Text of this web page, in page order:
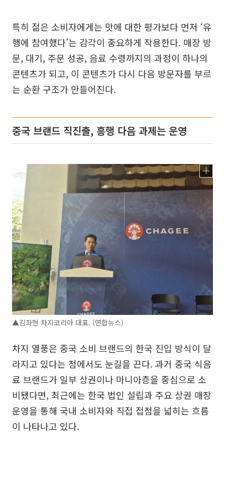
특히 젊은 소비자에게는 맛에 대한 평가보다 먼저 ‘유
행에 참여했다’는 감각이 중요하게 작용한다. 매장 방
문, 대기, 주문 성공, 음료 수령까지의 과정이 하나의
콘텐츠가 되고, 이 콘텐츠가 다시 다음 방문자를 부르
는 순환 구조가 만들어진다.
중국 브랜드 직진출, 흥행 다음 과제는 운영
▲김좌현 차지코리아 대표. (연합뉴스)
차지 열풍은 중국 소비 브랜드의 한국 진입 방식이 달
라지고 있다는 점에서도 눈길을 끈다. 과거 중국 식음
료 브랜드가 일부 상권이나 마니아층을 중심으로 소
비됐다면, 최근에는 한국 법인 설립과 주요 상권 매장
운영을 통해 국내 소비자와 직접 접점을 넓히는 흐름
이 나타나고 있다.